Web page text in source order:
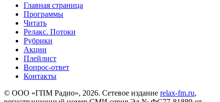
Главная страница
Программы
Читать
Релакс. Потоки
Рубрики
Акции
Плейлист
Вопрос-ответ
Контакты
© ООО «ГПМ Радио», 2026. Сетевое издание relax-fm.ru,